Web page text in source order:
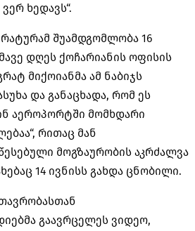
ხედავს“.
შუამდგომლობა 16
დღეს ქოჩარიანის ოფისის
მიქოიანმა ამ ნაბიჯს
და განაცხადა, რომ ეს
აეროპორტში მომხდარი
რითაც მან
მოგზაურობის აკრძალვა
14 ივნისს გახდა ცნობილი.
გაავრცელეს ვიდეო,